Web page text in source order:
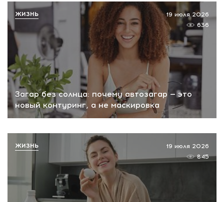
Загар без солнца: почему автозагар — это
новый контуринг, а не маскировка
19 июля 2026
636
ЖИЗНЬ
19 июля 2026
845
ЖИЗНЬ